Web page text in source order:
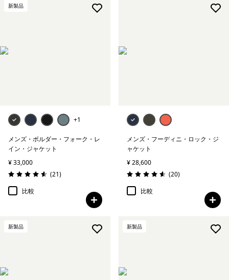
新製品
+1
メンズ・ボルダー・フォーク・レ
イン・ジャケット
¥ 33,000
評価: 4.6 / 5
(21レビュー
)
比較
メンズ・フーディニ・ロック・ジ
ャケット
¥ 28,600
評価: 4.6 / 5
(20レビュー
)
比較
新製品 新製品